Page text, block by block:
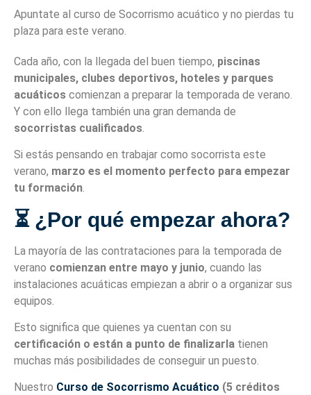
Apuntate al curso de Socorrismo acuático y no pierdas tu
plaza para este verano.
Cada año, con la llegada del buen tiempo, piscinas
municipales, clubes deportivos, hoteles y parques
acuáticos comienzan a preparar la temporada de verano.
Y con ello llega también una gran demanda de
socorristas cualificados.
Si estás pensando en trabajar como socorrista este
verano, marzo es el momento perfecto para empezar
tu formación.
⏳ ¿Por qué empezar ahora?
La mayoría de las contrataciones para la temporada de
verano comienzan entre mayo y junio, cuando las
instalaciones acuáticas empiezan a abrir o a organizar sus
equipos.
Esto significa que quienes ya cuentan con su
certificación o están a punto de finalizarla tienen
muchas más posibilidades de conseguir un puesto.
Nuestro Curso de Socorrismo Acuático (5 créditos